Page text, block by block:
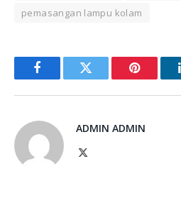
pemasangan lampu kolam
FacebookTwitter Pinterest
ADMIN ADMIN